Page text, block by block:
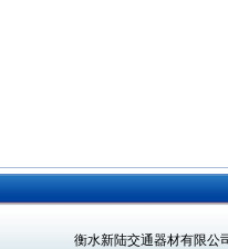
衡水新陆交通器材有限公